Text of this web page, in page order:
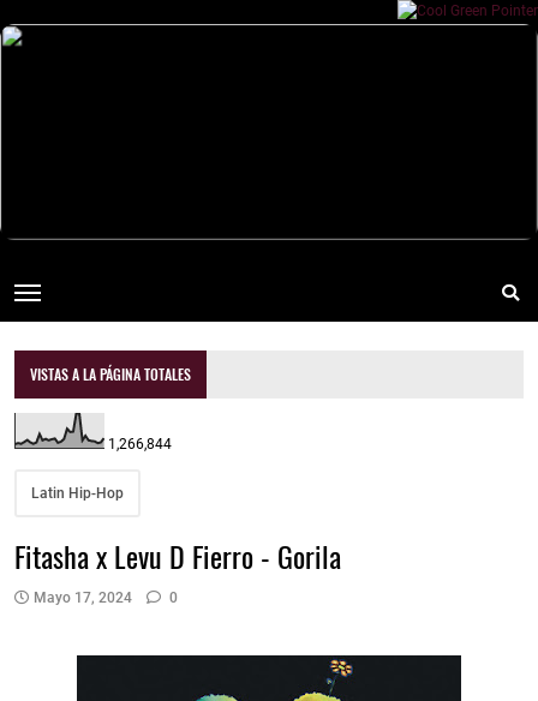
VISTAS A LA PÁGINA TOTALES
1,266,844
Latin Hip-Hop
Fitasha x Levu D Fierro - Gorila
Mayo 17, 2024 0